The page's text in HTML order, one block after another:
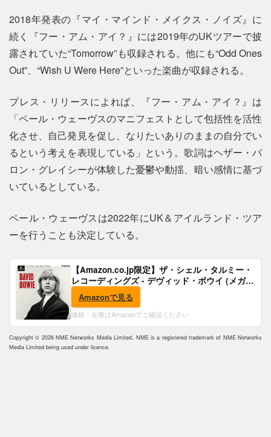
2018年発表の『マイ・マインド・メイクス・ノイズ』に
続く『フー・アム・アイ？』には2019年のUKツアーで披
露されていた“Tomorrow”も収録される。他にも“Odd Ones
Out”、“Wish U Were Here”といった楽曲が収録される。
プレス・リリースによれば、『フー・アム・アイ？』は
「ペール・ウェーヴスのマニフェストとして包括性を活性
化させ、自己発見を促し、なりたいありのままの自分でい
るという考えを表現している」という。歌詞はヘザー・バ
ロン・グレイシーが体験した憂鬱や動揺、暗い感情に基づ
いているとしている。
ペール・ウェーヴスは2022年にUK＆アイルランド・ツア
ーを行うことも決定している。
【Amazon.co.jp限定】ザ・シェル・タルミー・
レコーディングズ - デヴィッド・ボウイ (メガジ
ャケ付)
Amazonで見る
価格・在庫はAmazonでご確認ください
Copyright © 2026 NME Networks Media Limited. NME is a registered trademark of NME Networks
Media Limited being used under licence.